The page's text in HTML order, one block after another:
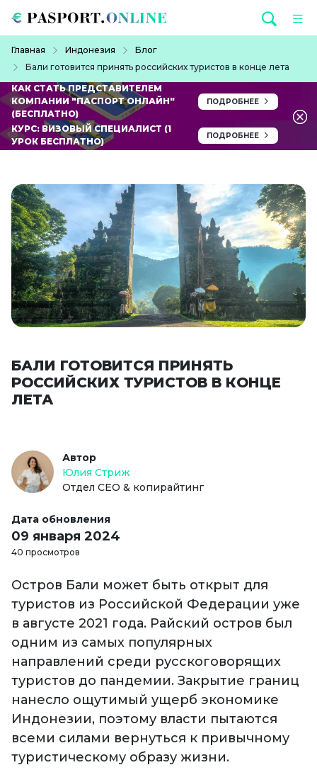
Главная Индонезия
Блог
Бали готовится принять российских туристов в конце лета
КАК СТАТЬ ПРЕДСТАВИТЕЛЕМ
КОМПАНИИ "ПАСПОРТ ОНЛАЙН"
(БЕСПЛАТНО)
ПОДРОБНЕЕ
КУРС: ВИЗОВЫЙ СПЕЦИАЛИСТ (1
УРОК БЕСПЛАТНО)
ПОДРОБНЕЕ
БАЛИ ГОТОВИТСЯ ПРИНЯТЬ
РОССИЙСКИХ ТУРИСТОВ В КОНЦЕ
ЛЕТА
Автор
Юлия Стриж
Отдел СЕО & копирайтинг
Дата обновления
09 января 2024
40 просмотров
Остров Бали может быть открыт для
туристов из Российской Федерации уже
в августе 2021 года. Райский остров был
одним из самых популярных
направлений среди русскоговорящих
туристов до пандемии. Закрытие границ
нанесло ощутимый ущерб экономике
Индонезии, поэтому власти пытаются
всеми силами вернуться к привычному
туристическому образу жизни.